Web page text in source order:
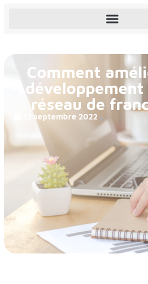
Comment
développement
réseau de
12 septembre 2022